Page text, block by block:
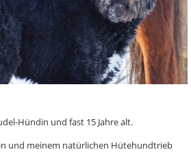
Hündin und fast 15 Jahre alt.
und meinem natürlichen Hütehundtrieb